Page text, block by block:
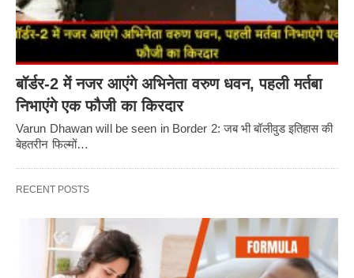
बॉर्डर-2 में नजर आएंगे अभिनेता वरुण धवन, पहली मर्तबा
निभाएंगे एक फौजी का किरदार
Varun Dhawan will be seen in Border 2: जब भी बॉलीवुड इतिहास की
बेहतरीन फिल्मों…
RECENT POSTS